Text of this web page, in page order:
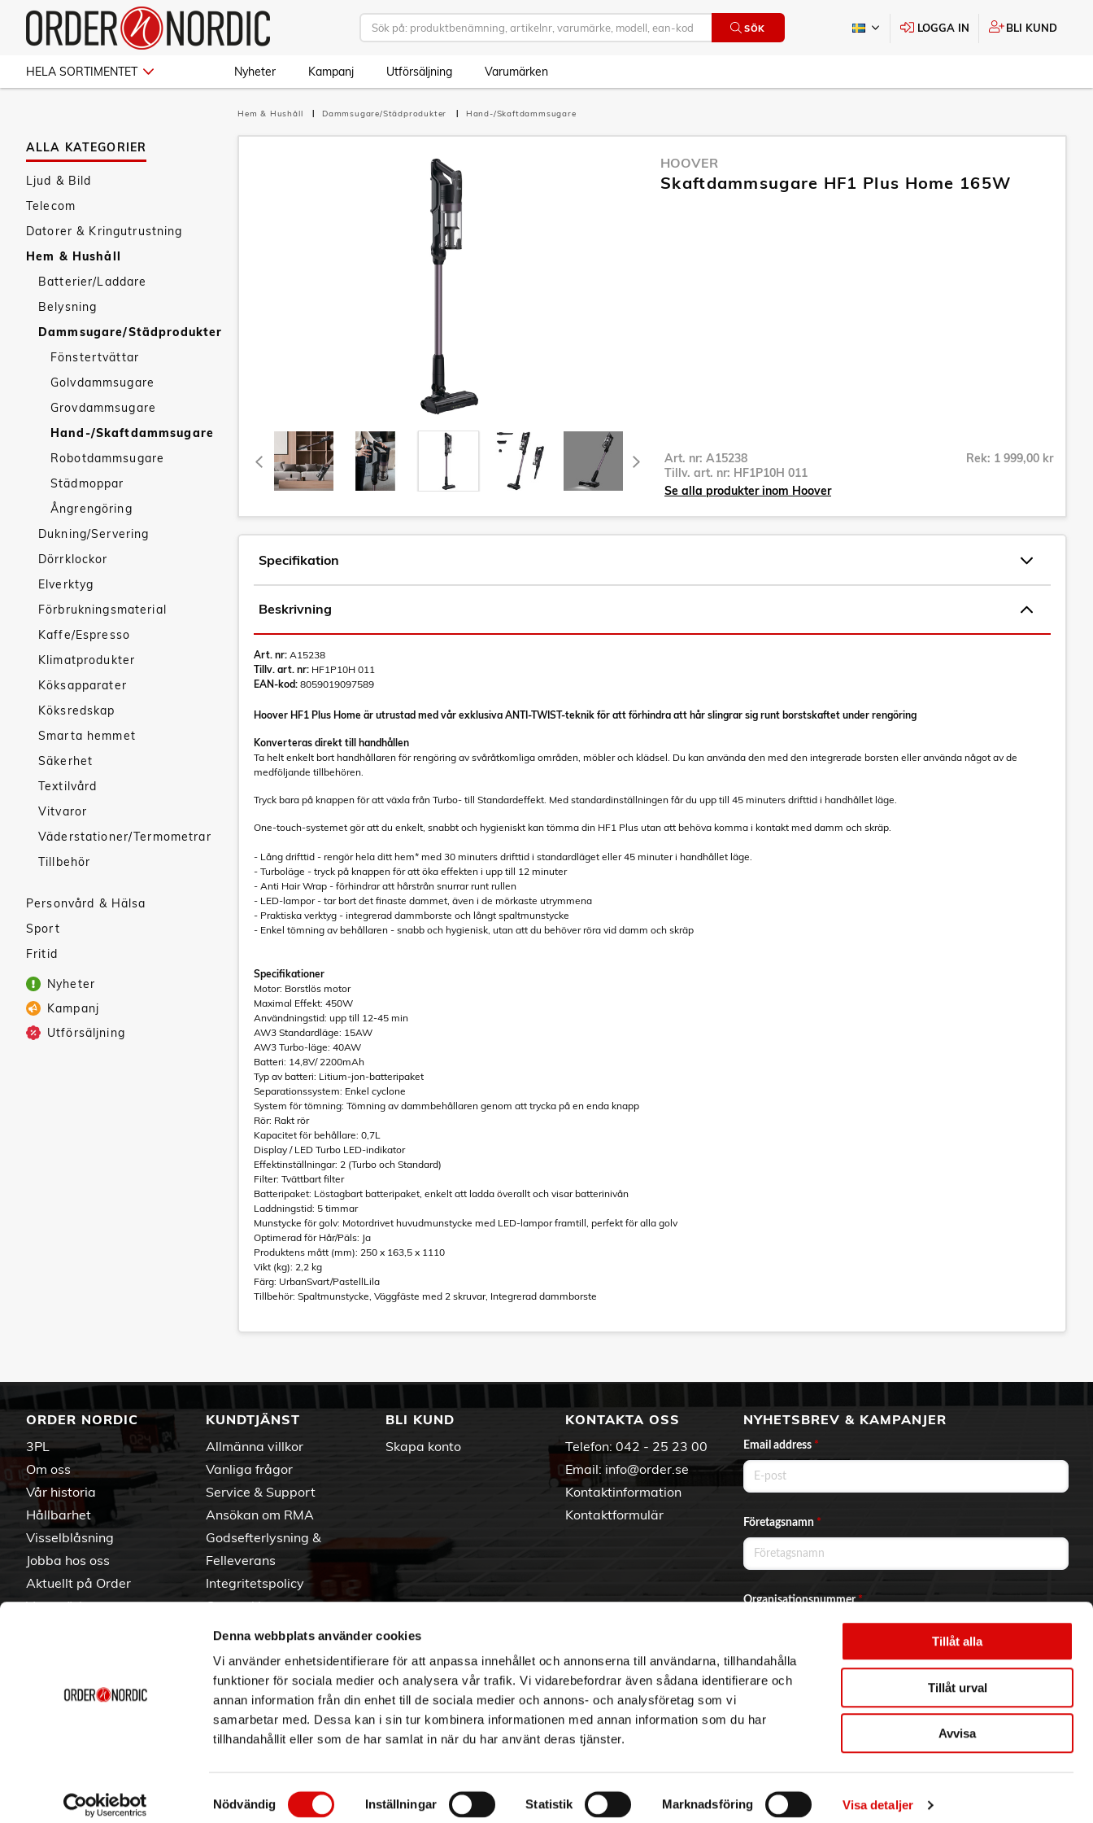
Denna webbplats använder cookies
Vi använder enhetsidentifierare för att anpassa innehållet och annonserna till användarna, tillhandahålla
funktioner för sociala medier och analysera vår trafik. Vi vidarebefordrar även sådana identifierare och
annan information från din enhet till de sociala medier och annons- och analysföretag som vi
samarbetar med. Dessa kan i sin tur kombinera informationen med annan information som du har
tillhandahållit eller som de har samlat in när du har använt deras tjänster.
Samtyckesval
Nödvändig Inställningar Statistik Marknadsföring Visa detaljer
Tillåt alla
Tillåt urval
Avvisa
SÖK LOGGA IN BLI KUND
HELA SORTIMENTET Nyheter Kampanj Utförsäljning Varumärken
ALLA KATEGORIER
Ljud & Bild
Telecom
Datorer & Kringutrustning
Hem & Hushåll
Batterier/Laddare
Belysning
Dammsugare/Städprodukter
Fönstertvättar
Golvdammsugare
Grovdammsugare
Hand-/Skaftdammsugare
Robotdammsugare
Städmoppar
Ångrengöring
Dukning/Servering
Dörrklockor
Elverktyg
Förbrukningsmaterial
Kaffe/Espresso
Klimatprodukter
Köksapparater
Köksredskap
Smarta hemmet
Säkerhet
Textilvård
Vitvaror
Väderstationer/Termometrar
Tillbehör
Personvård & Hälsa
Sport
Fritid
Nyheter
Kampanj
Utförsäljning
Hem & Hushåll Dammsugare/Städprodukter Hand-/Skaftdammsugare
HOOVER
Skaftdammsugare HF1 Plus Home 165W
Art. nr: A15238
Tillv. art. nr: HF1P10H 011
Rek: 1 999,00 kr
Se alla produkter inom Hoover
Specifikation
Beskrivning
Art. nr: A15238
Tillv. art. nr: HF1P10H 011
EAN-kod: 8059019097589
Hoover HF1 Plus Home är utrustad med vår exklusiva ANTI-TWIST-teknik för att förhindra att hår slingrar sig runt borstskaftet under rengöring
Konverteras direkt till handhållen
Ta helt enkelt bort handhållaren för rengöring av svåråtkomliga områden, möbler och klädsel. Du kan använda den med den integrerade borsten eller använda något av de
medföljande tillbehören.
Tryck bara på knappen för att växla från Turbo- till Standardeffekt. Med standardinställningen får du upp till 45 minuters drifttid i handhållet läge.
One-touch-systemet gör att du enkelt, snabbt och hygieniskt kan tömma din HF1 Plus utan att behöva komma i kontakt med damm och skräp.
- Lång drifttid - rengör hela ditt hem* med 30 minuters drifttid i standardläget eller 45 minuter i handhållet läge.
- Turboläge - tryck på knappen för att öka effekten i upp till 12 minuter
- Anti Hair Wrap - förhindrar att hårstrån snurrar runt rullen
- LED-lampor - tar bort det finaste dammet, även i de mörkaste utrymmena
- Praktiska verktyg - integrerad dammborste och långt spaltmunstycke
- Enkel tömning av behållaren - snabb och hygienisk, utan att du behöver röra vid damm och skräp
Specifikationer
Motor: Borstlös motor
Maximal Effekt: 450W
Användningstid: upp till 12-45 min
AW3 Standardläge: 15AW
AW3 Turbo-läge: 40AW
Batteri: 14,8V/ 2200mAh
Typ av batteri: Litium-jon-batteripaket
Separationssystem: Enkel cyclone
System för tömning: Tömning av dammbehållaren genom att trycka på en enda knapp
Rör: Rakt rör
Kapacitet för behållare: 0,7L
Display / LED Turbo LED-indikator
Effektinställningar: 2 (Turbo och Standard)
Filter: Tvättbart filter
Batteripaket: Löstagbart batteripaket, enkelt att ladda överallt och visar batterinivån
Laddningstid: 5 timmar
Munstycke för golv: Motordrivet huvudmunstycke med LED-lampor framtill, perfekt för alla golv
Optimerad för Hår/Päls: Ja
Produktens mått (mm): 250 x 163,5 x 1110
Vikt (kg): 2,2 kg
Färg: UrbanSvart/PastellLila
Tillbehör: Spaltmunstycke, Väggfäste med 2 skruvar, Integrerad dammborste
ORDER NORDIC
3PL
Om oss
Vår historia
Hållbarhet
Visselblåsning
Jobba hos oss
Aktuellt på Order
Varumärken
KUNDTJÄNST
Allmänna villkor
Vanliga frågor
Service & Support
Ansökan om RMA
Godsefterlysning &
Felleverans
Integritetspolicy
Om cookies
BLI KUND
Skapa konto
KONTAKTA OSS
Telefon: 042 - 25 23 00
Email: info@order.se
Kontaktinformation
Kontaktformulär
NYHETSBREV & KAMPANJER
Email address *
Företagsnamn *
Organisationsnummer*
Ja, jag vill prenumerera på nyhetsbrevet.
Copyright © 2026 Order Nordic